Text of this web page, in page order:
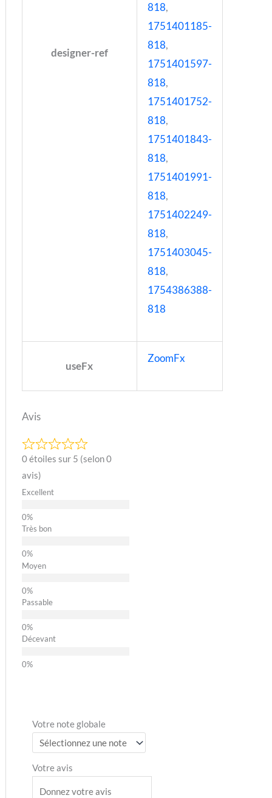
designer-ref
818,
1751401185-
818,
1751401597-
818,
1751401752-
818,
1751401843-
818,
1751401991-
818,
1751402249-
818,
1751403045-
818,
1754386388-
818
useFx
ZoomFx
Avis
0 étoiles sur 5 (selon 0
avis)
Excellent
Très bon
Moyen
Passable
Décevant
Votre note globale
Votre avis